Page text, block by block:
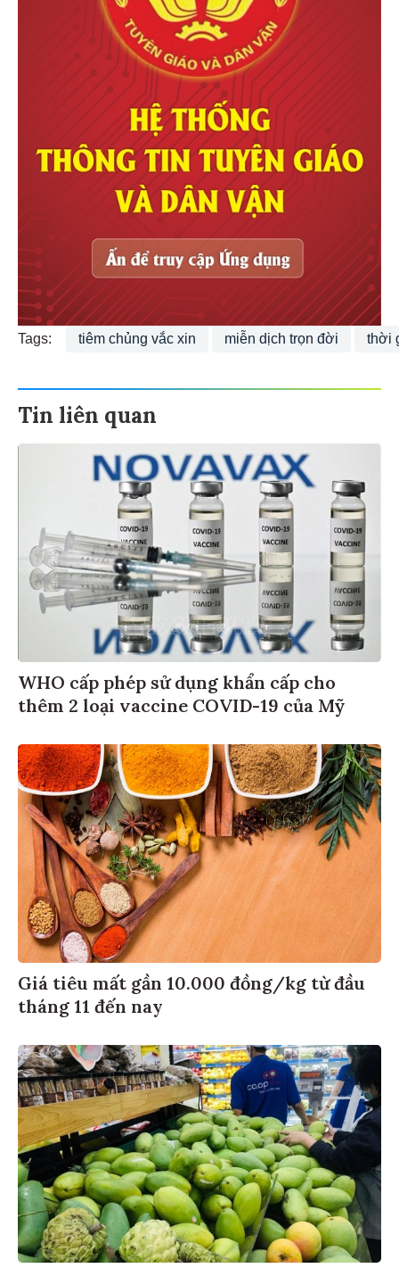
Tags: tiêm chủng vắc xin miễn dịch trọn đời thời
Tin liên quan
WHO cấp phép sử dụng khẩn cấp cho
thêm 2 loại vaccine COVID-19 của Mỹ
Giá tiêu mất gần 10.000 đồng/kg từ đầu
tháng 11 đến nay